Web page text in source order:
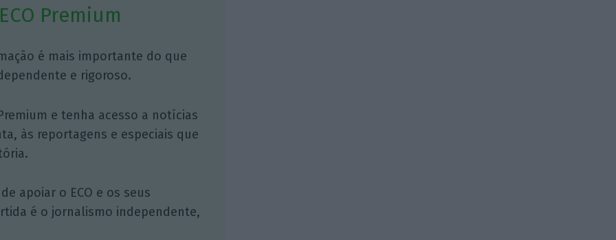
Premium
é mais importante do que
e rigoroso.
e tenha acesso a notícias
às reportagens e especiais que
apoiar o ECO e os seus
é o jornalismo independente,